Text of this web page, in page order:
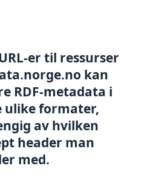
er til ressurser
kan
RDF-metadata i
ulike formater,
av hvilken
header man
med.